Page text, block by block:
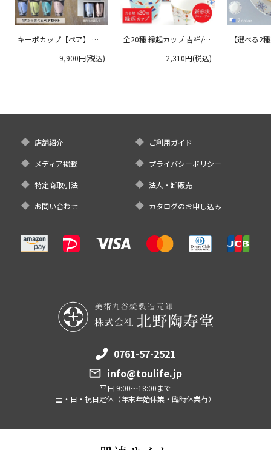
キーポカップ【ペア】 ラ
9,900円(税込)
全20種 縁起カップ 吉祥/青
2,310円(税込)
【選べる2
店舗紹介 ご利用ガイド
メディア掲載 プライバシーポリシー
特定商取引法 法人・卸販売
お問い合わせ カタログのお申し込み
0761-57-2521
info@toulife.jp
平日 9:00～18:00まで
土・日・祝日定休（年末年始休業・臨時休業有）